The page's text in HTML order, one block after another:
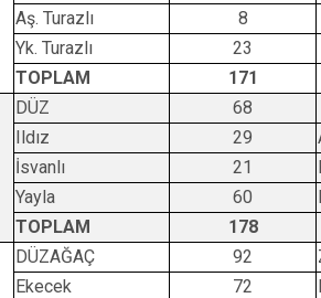
Aş. Turazlı
8
Yk. Turazlı
23
TOPLAM
171
DÜZ 68
Ildız 29
İsvanlı
21
Yayla
60
TOPLAM
178
DÜZAĞAÇ 92
Ekecek 72